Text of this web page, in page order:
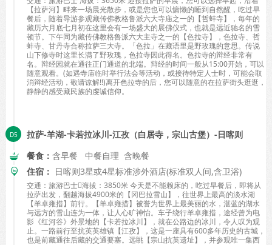
【拉萨河】畔来一场晨光散步，或是您也可以慵懒的睡到自然醒，吃过早
餐后，随着导游参观藏传佛教格鲁派六大寺庙之一的【哲蚌寺】，每年的
藏历六月底七月初在这里会有一场盛大的展佛仪式，也就是远近驰名的雪
顿节。下午同为藏传佛教格鲁派六大主寺之一的【色拉寺】，色拉寺、哲
蚌寺、甘丹寺合称拉萨三大寺。「色拉」在藏语里是野玫瑰的意思。传说
山下修寺时这里长满了野玫瑰，色拉寺因此得名。色拉寺的辩经非常有
名。辩经园就在通往正门通道的北端。辩经的时间一般从15:00开始，可以
随意观看。(如遇寺庙临时举行法会等活动，或接待特定人士时，可能会取
消辩经活动，敬请谅解!!)离开色拉寺的后，您可以随意的在拉萨街头逛逛，
静静的感受藏民族的虔诚信仰。
拉萨-羊湖-卡若拉冰川-江孜（白居寺，宗山古堡）-日喀则
餐食： 含早餐 中餐自理 含晚餐
住宿： 日喀则3星或4星标准涉外酒店(标准双人间,含卫浴)
交通：旅游巴士海拔：3850米 今天是不能赖床的，吃过早餐后，即将从
拉萨出发，翻越海拔4900米的【冈巴拉雪山】，往世界上最高的淡水湖
【羊卓雍措】前行。【羊卓雍措】被誉为世界上最美丽的水，湛蓝的湖水
与远方的雪山连为一体，让人心旷神怡。车子绕行羊卓雍措，途经曾为电
影《红河谷》外景地的【卡若拉冰川】，就在公路边的冰川，令人叹为观
止。一路前行至抗英英雄镇【江孜】，这是一座具有600多年历史的古城，
也是前藏通往后藏的交通要塞。远眺【宗山抗英遗址】，并参观唯一集西